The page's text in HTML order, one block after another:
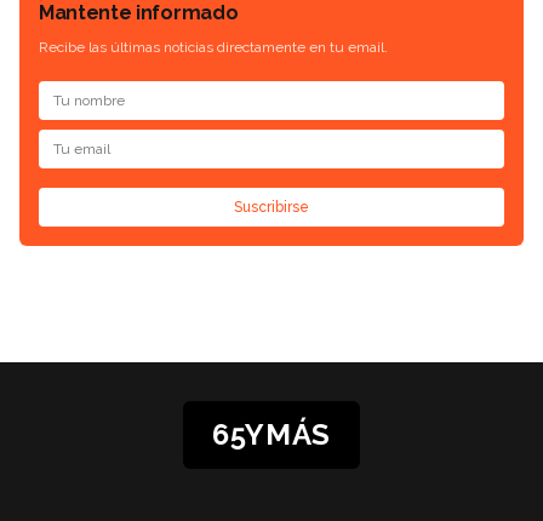
Mantente informado
Recibe las últimas noticias directamente en tu email.
Suscribirse
65YMÁS